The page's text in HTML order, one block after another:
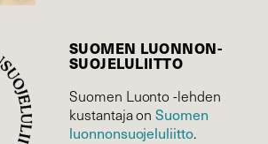
SUOMEN LUONNON­
SUOJELU­LIITTO
Suomen Luonto -lehden
kustantaja onSuomen
luonnonsuojelu­liitto.